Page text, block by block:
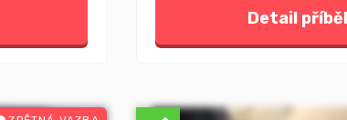
Detail